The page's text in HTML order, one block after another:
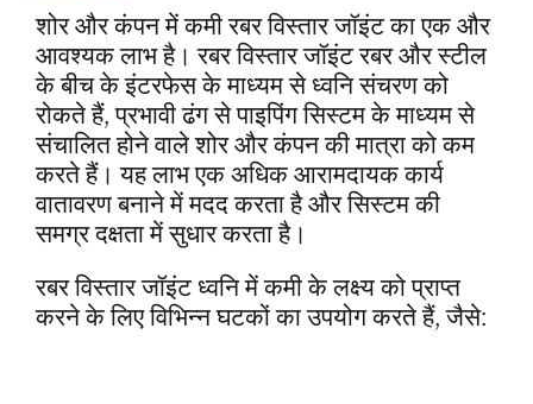
शोर और कंपन में कमी रबर विस्तार जॉइंट का एक और
आवश्यक लाभ है। रबर विस्तार जॉइंट रबर और स्टील
के बीच के इंटरफेस के माध्यम से ध्वनि संचरण को
रोकते हैं, प्रभावी ढंग से पाइपिंग सिस्टम के माध्यम से
संचालित होने वाले शोर और कंपन की मात्रा को कम
करते हैं। यह लाभ एक अधिक आरामदायक कार्य
वातावरण बनाने में मदद करता है और सिस्टम की
समग्र दक्षता में सुधार करता है।
रबर विस्तार जॉइंट ध्वनि में कमी के लक्ष्य को प्राप्त
करने के लिए विभिन्न घटकों का उपयोग करते हैं, जैसे: